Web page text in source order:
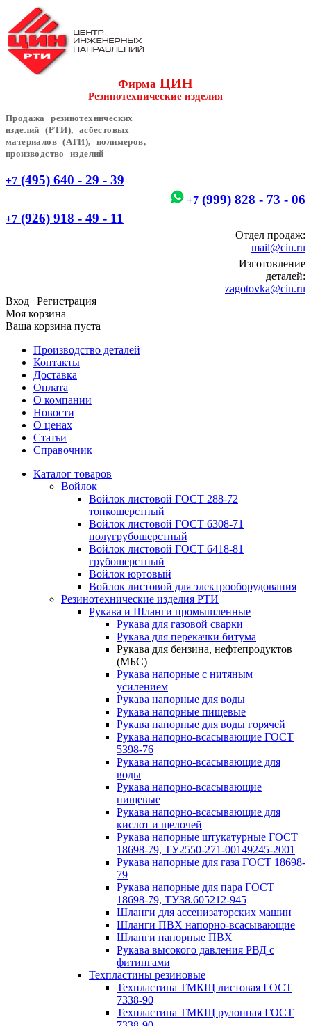
Фирма ЦИН
Резинотехнические изделия
Продажа резинотехнических
изделий (РТИ), асбестовых
материалов (АТИ), полимеров,
производство изделий
+7 (495) 640 - 29 - 39
+7 (999) 828 - 73 - 06
+7 (926) 918 - 49 - 11
Отдел продаж:
mail@cin.ru
Изготовление
деталей:
zagotovka@cin.ru
Вход | Регистрация
Моя корзина
Ваша корзина пуста
Производство деталей
Контакты
Доставка
Оплата
О компании
Новости
О ценах
Статьи
Справочник
Каталог товаров
Войлок
Войлок листовой ГОСТ 288-72
тонкошерстный
Войлок листовой ГОСТ 6308-71
полугрубошерстный
Войлок листовой ГОСТ 6418-81
грубошерстный
Войлок юртовый
Войлок листовой для электрооборудования
Резинотехнические изделия РТИ
Рукава и Шланги промышленные
Рукава для газовой сварки
Рукава для перекачки битума
Рукава для бензина, нефтепродуктов
(МБС)
Рукава напорные с нитяным
усилением
Рукава напорные для воды
Рукава напорные пищевые
Рукава напорные для воды горячей
Рукава напорно-всасывающие ГОСТ
5398-76
Рукава напорно-всасывающие для
воды
Рукава напорно-всасывающие
пищевые
Рукава напорно-всасывающие для
кислот и щелочей
Рукава напорные штукатурные ГОСТ
18698-79, ТУ2550-271-00149245-2001
Рукава напорные для газа ГОСТ 18698-
79
Рукава напорные для пара ГОСТ
18698-79, ТУ38.605212-945
Шланги для ассенизаторских машин
Шланги ПВХ напорно-всасывающие
Шланги напорные ПВХ
Рукава высокого давления РВД с
фитингами
Техпластины резиновые
Техпластина ТМКЩ листовая ГОСТ
7338-90
Техпластина ТМКЩ рулонная ГОСТ